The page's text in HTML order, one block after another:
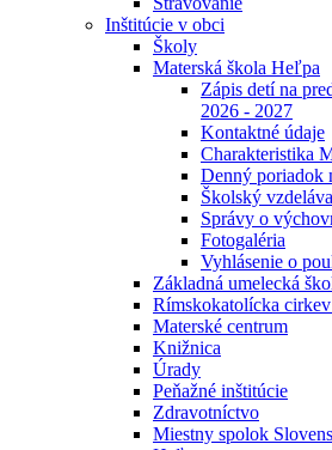
Inštitúcie v obci
Školy
Materská škola Heľpa
Zápis detí na
2026 - 2027
Kontaktné údaje
Charakteristika
Denný poriadok
Školský
Správy o
Fotogaléria
Vyhlásenie o
Základná umelecká
Rímskokatolícka
Materské centrum
Knižnica
Úrady
Peňažné inštitúcie
Zdravotníctvo
Miestny spolok